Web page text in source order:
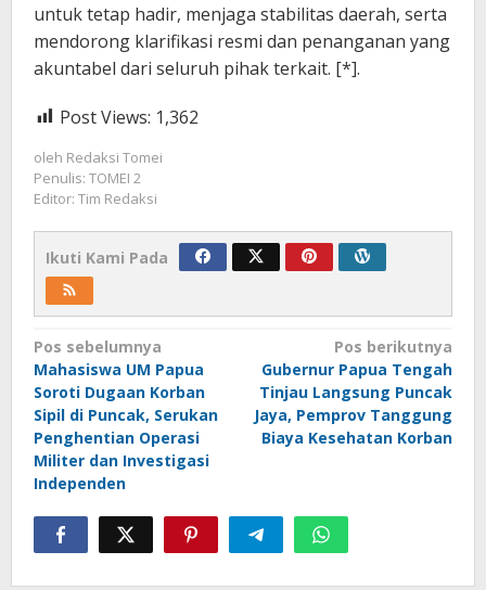
untuk tetap hadir, menjaga stabilitas daerah, serta
mendorong klarifikasi resmi dan penanganan yang
akuntabel dari seluruh pihak terkait. [*].
Post Views: 1,362
oleh Redaksi Tomei
Penulis: TOMEI 2
Editor: Tim Redaksi
Ikuti Kami Pada
Navigasi
pos
Pos sebelumnya
Mahasiswa UM Papua
Soroti Dugaan Korban
Sipil di Puncak, Serukan
Penghentian Operasi
Militer dan Investigasi
Independen
Pos berikutnya
Gubernur Papua Tengah
Tinjau Langsung Puncak
Jaya, Pemprov Tanggung
Biaya Kesehatan Korban